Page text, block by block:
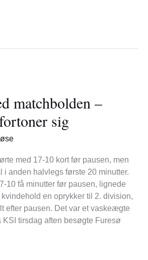
matchbolden –
sig
med 17-10 kort før pausen, men
i anden halvlegs første 20 minutter.
10 få minutter før pausen, lignede
en oprykker til 2. division,
efter pausen. Det var et vaskeægte
KSI tirsdag aften besøgte Furesø